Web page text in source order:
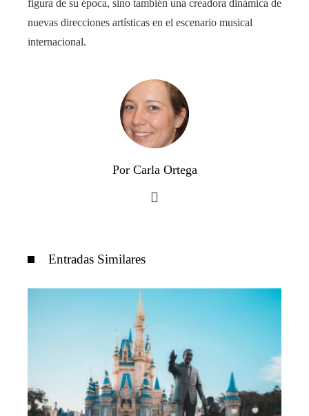
figura de su época, sino también una creadora dinámica de
nuevas direcciones artísticas en el escenario musical
internacional.
Por Carla Ortega
Entradas Similares